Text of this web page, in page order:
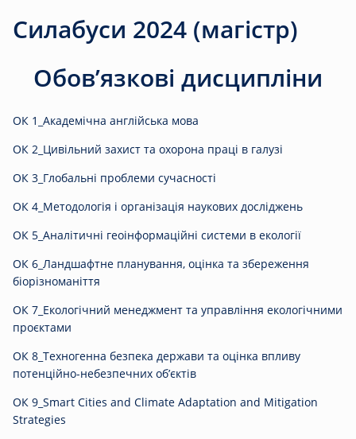
Силабуси 2024 (магістр)
Обов’язкові дисципліни
ОК 1_Академічна англійська мова
ОК 2_Цивільний захист та охорона праці в галузі
ОК 3_Глобальні проблеми сучасності
ОК 4_Методологія і організація наукових досліджень
ОК 5_Аналітичні геоінформаційні системи в екології
ОК 6_Ландшафтне планування, оцінка та збереження
біорізноманіття
ОК 7_Екологічний менеджмент та управління екологічними
проєктами
ОК 8_Техногенна безпека держави та оцінка впливу
потенційно-небезпечних об’єктів
ОК 9_Smart Cities and Сlimate Аdaptation and Мitigation
Strategies